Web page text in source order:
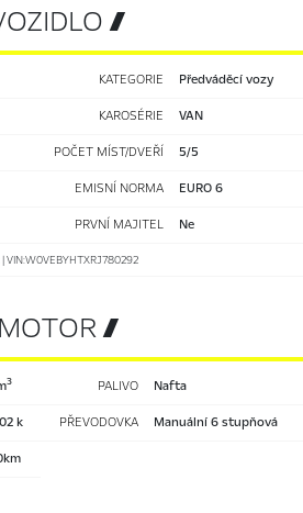

KATEGORIE Předváděcí vozy
KAROSÉRIE VAN
POČET MÍST/DVEŘÍ 5/5
EMISNÍ NORMA EURO 6
PRVNÍ MAJITEL Ne
| VIN:W0VEBYHTXRJ780292
MOTOR 
3 PALIVO nafta
k PŘEVODOVKA manuální 6 stupňová